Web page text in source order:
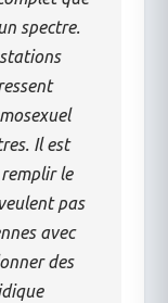
spectre.
Il est
le
pas
avec
des